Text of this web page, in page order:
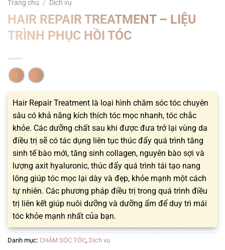
Trang chủ / Dịch vụ
HAIR REPAIR TREATMENT – LIỆU
TRÌNH PHỤC HỒI TÓC
Hair Repair Treatment là loại hình chăm sóc tóc chuyên
sâu có khả năng kích thích tóc mọc nhanh, tóc chắc
khỏe. Các dưỡng chất sau khi được đưa trở lại vùng da
điều trị sẽ có tác dụng liên tục thúc đẩy quá trình tăng
sinh tế bào mới, tăng sinh collagen, nguyên bào sợi và
lượng axit hyaluronic, thúc đẩy quá trình tái tạo nang
lông giúp tóc mọc lại dày và đẹp, khỏe mạnh một cách
tự nhiên. Các phương pháp điều trị trong quá trình điều
trị liên kết giúp nuôi dưỡng và dưỡng ẩm để duy trì mái
tóc khỏe mạnh nhất của bạn.
Danh mục: CHĂM SÓC TÓC Dịch vụ